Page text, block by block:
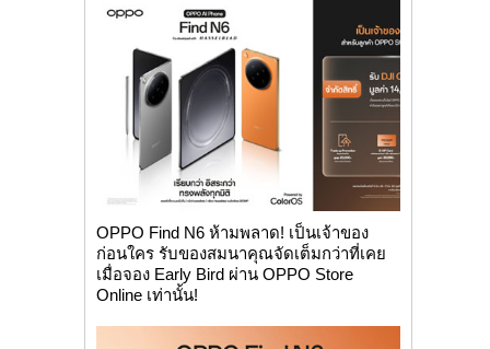
OPPO Find N6 ห้ามพลาด! เป็นเจ้าของ
ก่อนใคร รับของสมนาคุณจัดเต็มกว่าที่เคย
เมื่อจอง Early Bird ผ่าน OPPO Store
Online เท่านั้น!